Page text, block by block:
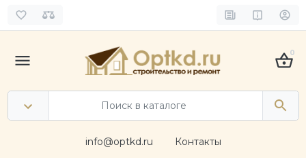
0
info@optkd.ru Контакты